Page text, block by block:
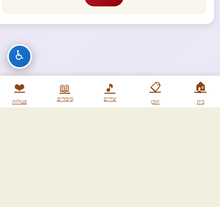
🏠
בית
📋
תוכן
🎵
שירים
📖
סיפורים
❤️
פעולות
♿